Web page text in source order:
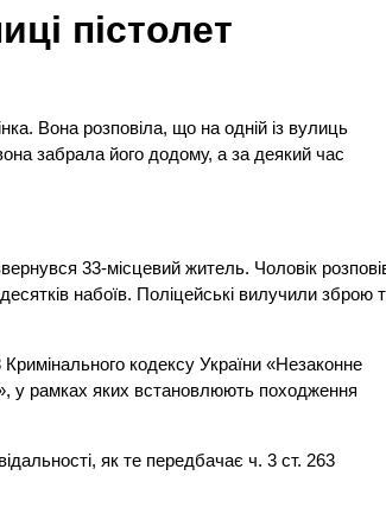
пістолет
Вона розповіла, що на одній із вулиць
забрала його додому, а за деякий час
33-місцевий житель. Чоловік
набоїв. Поліцейські вилучили зброю
кодексу України «Незаконне
у рамках яких встановлюють походження
як те передбачає ч. 3 ст. 263